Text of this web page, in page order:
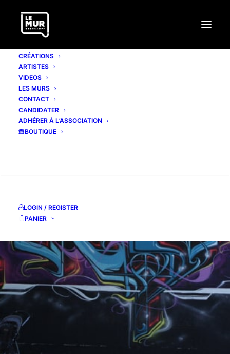
CRÉATIONS
ARTISTES
VIDEOS
LES MURS
CONTACT
CANDIDATER
ADHÉRER À L’ASSOCIATION
BOUTIQUE
LOGIN / REGISTER
PANIER